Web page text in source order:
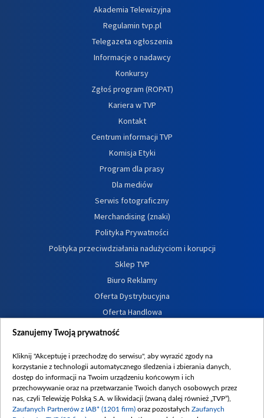
Akademia Telewizyjna
Regulamin tvp.pl
Telegazeta ogłoszenia
Informacje o nadawcy
Konkursy
Zgłoś program (ROPAT)
Kariera w TVP
Kontakt
Centrum informacji TVP
Komisja Etyki
Program dla prasy
Dla mediów
Serwis fotograficzny
Merchandising (znaki)
Polityka Prywatności
Polityka przeciwdziałania nadużyciom i korupcji
Sklep TVP
Biuro Reklamy
Oferta Dystrybucyjna
Oferta Handlowa
Dostępność
Procedura zgłoszeń wewnętrznych
Szanujemy Twoją prywatność
Kliknij "Akceptuję i przechodzę do serwisu", aby wyrazić zgody na
korzystanie z technologii automatycznego śledzenia i zbierania danych,
dostęp do informacji na Twoim urządzeniu końcowym i ich
przechowywanie oraz na przetwarzanie Twoich danych osobowych przez
nas, czyli Telewizję Polską S.A. w likwidacji (zwaną dalej również „TVP”),
Zaufanych Partnerów z IAB* (1201 firm) oraz pozostałych Zaufanych